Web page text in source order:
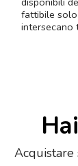
fattibile
intersecano
Acquistare